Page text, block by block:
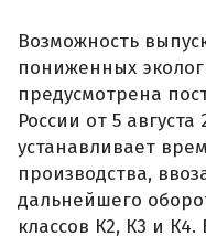
Возможность
пониженных
предусмотрена
России от 5
устанавливает
производства,
дальнейшего
классов К2, К3 и